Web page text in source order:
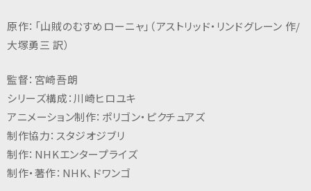
原作：「山賊のむすめローニャ」（アストリッド・リンドグレーン 作/
大塚勇三 訳）
監督：宮崎吾朗
シリーズ構成：川崎ヒロユキ
アニメーション制作：ポリゴン・ピクチュアズ
制作協力：スタジオジブリ
制作：NHKエンタープライズ
制作・著作：NHK、ドワンゴ